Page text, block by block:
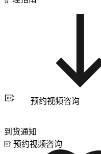
预约视频咨询
到货通知
预约视频咨询